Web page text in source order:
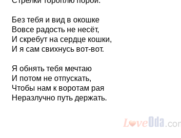
Без тебя и вид в окошке
Вовсе радость не несёт,
И скребут на сердце кошки,
И я сам свихнусь вот-вот.
Я обнять тебя мечтаю
И потом не отпускать,
Чтобы нам к воротам рая
Неразлучно путь держать.